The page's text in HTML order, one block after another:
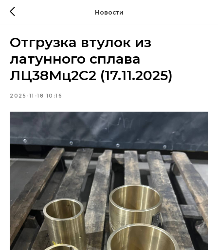
Новости
Отгрузка втулок из
латунного сплава
ЛЦ38Мц2С2 (17.11.2025)
2025-11-18 10:16